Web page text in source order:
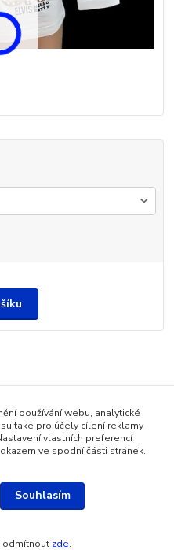
používání webu, analytické
také pro účely cílení reklamy
vlastních preferencí
ve spodní části stránek.
Souhlasím
odmítnout zde.